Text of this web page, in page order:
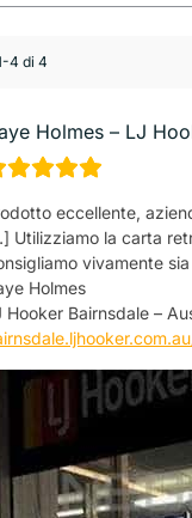
4 di 4
Holmes – LJ
eccellente,
Utilizziamo la carta
vivamente
Holmes
Hooker Bairnsdale –